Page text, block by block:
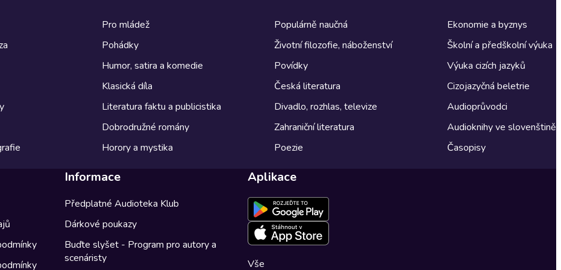
Pro mládež
Pohádky
Humor, satira a komedie
Klasická díla
Literatura faktu a publicistika
Dobrodružné romány
Horory a mystika
Populárně naučná
Životní filozofie, náboženství
Povídky
Česká literatura
Divadlo, rozhlas, televize
Zahraniční literatura
Poezie
Ekonomie a byznys
Školní a předškolní výuka
Výuka cizích jazyků
Cizojazyčná beletrie
Audioprůvodci
Audioknihy ve slovenštině
Časopisy
Informace
Předplatné Audioteka Klub
Dárkové poukazy
Buďte slyšet - Program pro autory a
scenáristy
Aplikace
Vše